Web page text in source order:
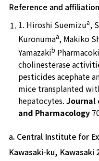
Reference and
1. Hiroshi Suemizua,
Kuronumaa, Makiko
Yamazakib
cholinesterase
pesticides acephate
mice transplanted
hepatocytes. Journal
and Pharmacology
a. Central Institute for
Kawasaki-ku, Kawasaki